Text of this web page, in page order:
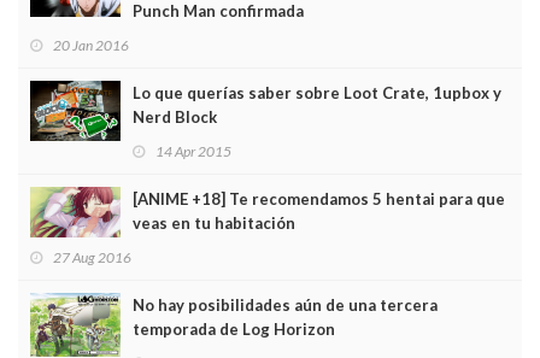
Punch Man confirmada
20 Jan 2016
Lo que querías saber sobre Loot Crate, 1upbox y
Nerd Block
14 Apr 2015
[ANIME +18] Te recomendamos 5 hentai para que
veas en tu habitación
27 Aug 2016
No hay posibilidades aún de una tercera
temporada de Log Horizon